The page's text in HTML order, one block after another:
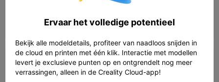
 07h 57m  1 plates  283.30g
0.2mm layer, 5 walls, 15% infill
3 plates

Ervaar het volledige potentieel
Bekijk alle modeldetails, profiteer van naadloos snijden in
de cloud en printen met één klik. Interactie met modellen
levert je exclusieve punten op en ontgrendelt nog meer
verrassingen, alleen in de Creality Cloud-app!